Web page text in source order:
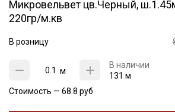
Микровельвет цв.Черный,
220гр/м.кв
В розницу
м
В наличии
131 м
Стоимость — 68.8 руб